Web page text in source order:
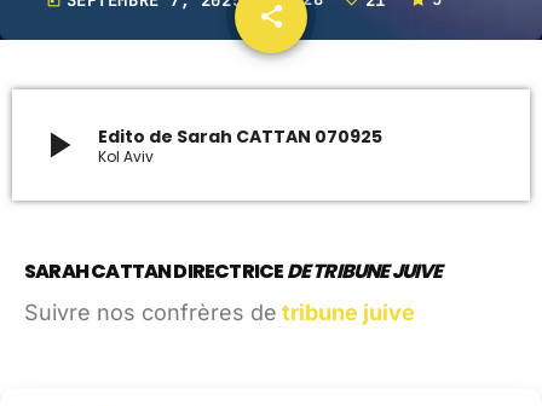
ARCHIVES
janvier 2024
juillet 2023
juin 2023
share
21
email
play_arrow Edito de Sarah CATTAN 070925
Kol Aviv
SARAH CATTAN DIRECTRICEDE TRIBUNE JUIVE
Suivre nos confrères de tribune juive